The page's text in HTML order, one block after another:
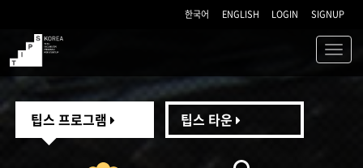
한국어 ENGLISH LOGIN SIGNUP
TIPS
팁스 프로그램 팁스 타운